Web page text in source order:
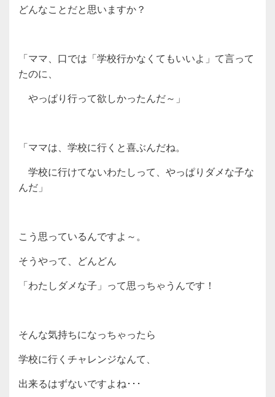
どんなことだと思いますか？
「ママ、口では「学校行かなくてもいいよ」て言って
たのに、
やっぱり行って欲しかったんだ～」
「ママは、学校に行くと喜ぶんだね。
学校に行けてないわたしって、やっぱりダメな子な
んだ」
こう思っているんですよ～。
そうやって、どんどん
「わたしダメな子」って思っちゃうんです！
そんな気持ちになっちゃったら
学校に行くチャレンジなんて、
出来るはずないですよね･･･